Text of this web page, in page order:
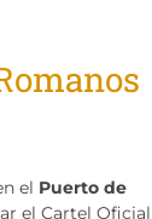
el Puerto de
el Cartel Oficial